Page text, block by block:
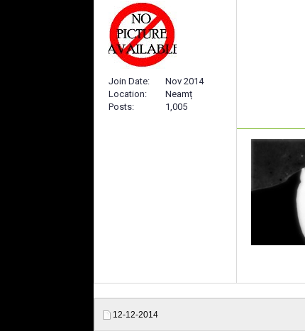
Join Date
Nov 2014
Location
Neamț
Posts
1,005
12-12-2014